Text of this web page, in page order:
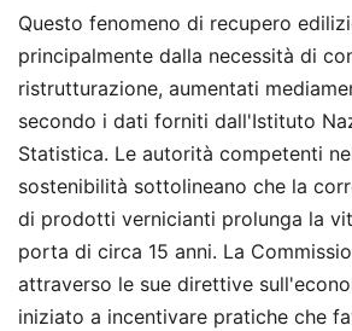
Questo fenomeno di recupero
principalmente dalla necessità di
ristrutturazione, aumentati
secondo i dati forniti dall'Istituto
Statistica. Le autorità competenti
sostenibilità sottolineano che la
di prodotti vernicianti prolunga la
porta di circa 15 anni. La
attraverso le sue direttive
iniziato a incentivare pratiche che